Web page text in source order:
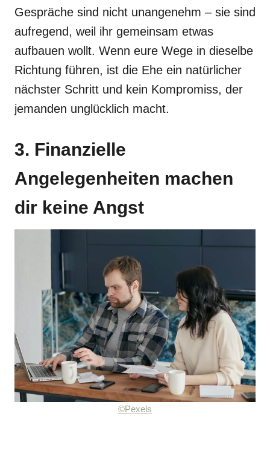
Gespräche sind nicht unangenehm – sie sind
aufregend, weil ihr gemeinsam etwas
aufbauen wollt. Wenn eure Wege in dieselbe
Richtung führen, ist die Ehe ein natürlicher
nächster Schritt und kein Kompromiss, der
jemanden unglücklich macht.
3. Finanzielle
Angelegenheiten machen
dir keine Angst
©Pexels